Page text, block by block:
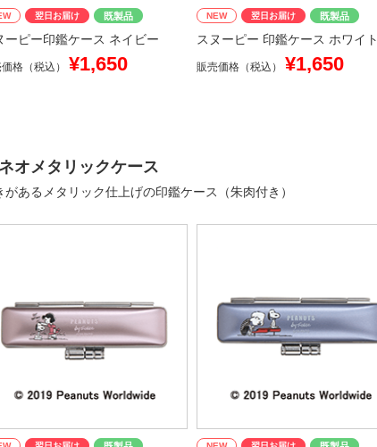
翌日お届け 既製品
ーピー印鑑ケース ネイビー
格（税込） ¥1,650
NEW 翌日お届け 既製品
スヌーピー 印鑑ケース ホワイト
販売価格（税込） ¥1,650
ネオメタリックケース
があるメタリック仕上げの印鑑ケース（朱肉付き）